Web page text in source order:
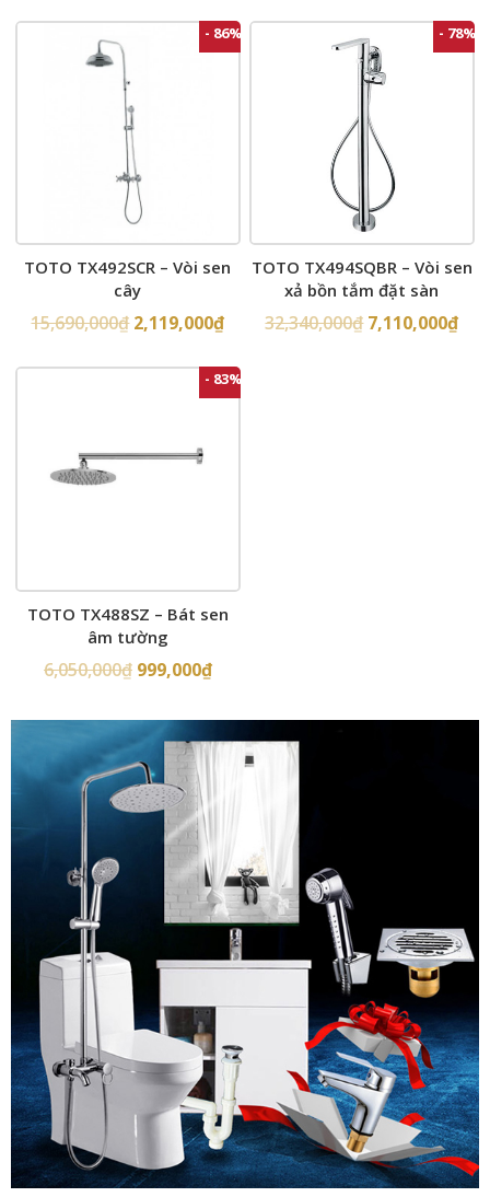
- 86%
TOTO TX492SCR – Vòi sen
cây
15,690,000₫ 2,119,000₫
- 78%
TOTO TX494SQBR – Vòi sen
xả bồn tắm đặt sàn
32,340,000₫ 7,110,000₫
- 83%
TOTO TX488SZ – Bát sen
âm tường
6,050,000₫ 999,000₫